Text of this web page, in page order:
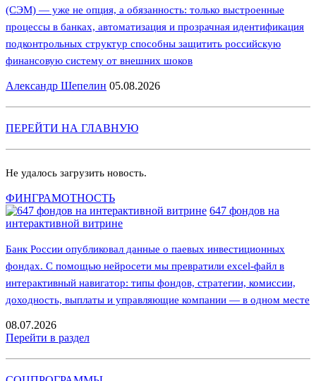
(СЭМ) — уже не опция, а обязанность: только выстроенные
процессы в банках, автоматизация и прозрачная идентификация
подконтрольных структур способны защитить российскую
финансовую систему от внешних шоков
Александр Шепелин 05.08.2026
ПЕРЕЙТИ НА ГЛАВНУЮ
Не удалось загрузить новость.
ФИНГРАМОТНОСТЬ
647 фондов на
интерактивной витрине
Банк России опубликовал данные о паевых инвестиционных
фондах. С помощью нейросети мы превратили excel-файл в
интерактивный навигатор: типы фондов, стратегии, комиссии,
доходность, выплаты и управляющие компании — в одном месте
08.07.2026
Перейти в раздел